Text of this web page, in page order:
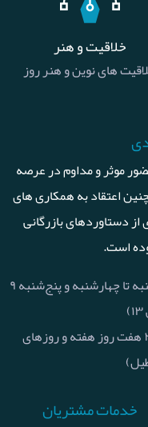
خلاقیت و هنر
های نوین و هنر روز
موثر و مداوم در عرصه
اعتقاد به همکاری های
دستاوردهای بازرگانی
است.
۰۹۱۵۵۰۵۵۰۰۶ (۹ الی ۱۷ شنبه تا چهارشنبه و پنج‌شنبه ۹
۰۹۱۵۵۰۵۵۰۰۶ (۹ الی ۲۴ هفت روز هفته و روزهای
خدمات مشتریان